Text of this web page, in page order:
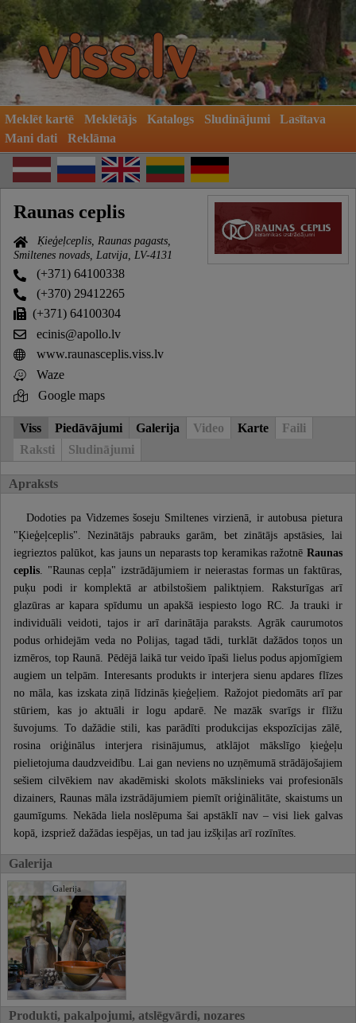
Meklēt kartē Meklētājs Katalogs Sludinājumi
Lasītava
Mani dati
Reklāma
Raunas ceplis
Ķieģeļceplis, Raunas pagasts,
Smiltenes novads, Latvija, LV-4131
(+371) 64100338
(+370) 29412265
(+371) 64100304
ecinis@apollo.lv
www.raunasceplis.viss.lv
Waze
Google maps
Viss Piedāvājumi Galerija Video Karte
Faili
Raksti
Sludinājumi
Apraksts
Dodoties pa Vidzemes šoseju Smiltenes virzienā, ir autobusa pietura
"Ķieģeļceplis". Nezinātājs pabrauks garām, bet zinātājs apstāsies, lai
iegrieztos palūkot, kas jauns un neparasts top keramikas ražotnē Raunas
ceplis . "Raunas cepļa" izstrādājumiem ir neierastas formas un faktūras,
puķu podi ir komplektā ar atbilstošiem paliktņiem. Raksturīgas arī
glazūras ar kapara spīdumu un apakšā iespiesto logo RC. Ja trauki ir
individuāli veidoti, tajos ir arī darinātāja paraksts. Agrāk caurumotos
podus orhidejām veda no Polijas, tagad tādi, turklāt dažādos toņos un
izmēros, top Raunā. Pēdējā laikā tur veido īpaši lielus podus apjomīgiem
augiem un telpām. Interesants produkts ir interjera sienu apdares flīzes
no māla, kas izskata ziņā līdzinās ķieģeļiem. Ražojot piedomāts arī par
stūriem, kas jo aktuāli ir logu apdarē. Ne mazāk svarīgs ir flīžu
šuvojums. To dažādie stili, kas parādīti produkcijas ekspozīcijas zālē,
rosina oriģinālus interjera risinājumus, atklājot mākslīgo ķieģeļu
pielietojuma daudzveidību. Lai gan neviens no uzņēmumā strādājošajiem
sešiem cilvēkiem nav akadēmiski skolots mākslinieks vai profesionāls
dizainers, Raunas māla izstrādājumiem piemīt oriģinālitāte, skaistums un
gaumīgums. Nekāda liela noslēpuma šai apstāklī nav – visi liek galvas
kopā, izspriež dažādas iespējas, un tad jau izšķiļas arī rozīnītes.
Galerija
Galerija
Produkti, pakalpojumi, atslēgvārdi, nozares